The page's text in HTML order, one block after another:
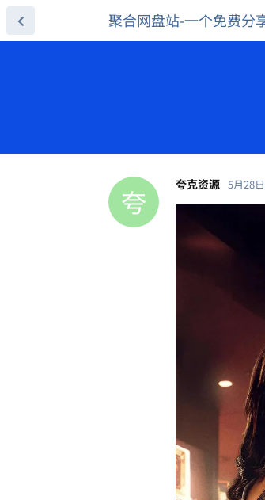
聚合网盘站-一个免费分
夸 夸克资源 5月28日